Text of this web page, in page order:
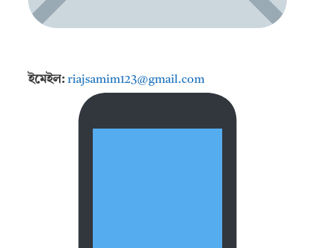
ইমেইল: riajsamim123@gmail.com